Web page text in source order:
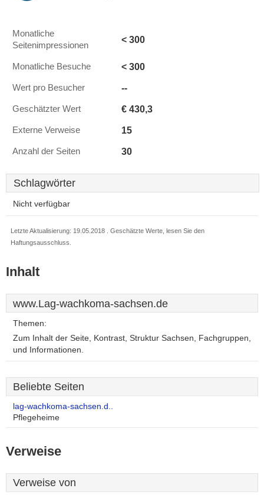
Monatliche
Seitenimpressionen
< 300
Monatliche Besuche < 300
Wert pro Besucher --
Geschätzter Wert € 430,3
Externe Verweise 15
Anzahl der Seiten 30
Schlagwörter
Nicht verfügbar
Letzte Aktualisierung: 19.05.2018 . Geschätzte Werte, lesen Sie den
Haftungsausschluss.
Inhalt
www.Lag-wachkoma-sachsen.de
Themen:
Zum Inhalt der Seite, Kontrast, Struktur Sachsen, Fachgruppen,
und Informationen.
Beliebte Seiten
lag-wachkoma-sachsen.d..
Pflegeheime
Verweise
Verweise von